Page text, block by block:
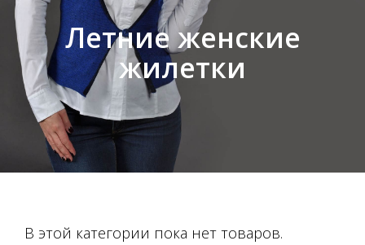
Летние женские
жилетки
В этой категории пока нет товаров.